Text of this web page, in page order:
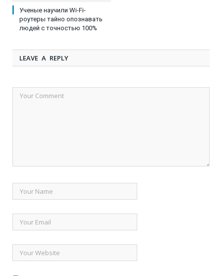
Ученые научили Wi-Fi-
роутеры тайно опознавать
людей с точностью 100%
LEAVE A REPLY